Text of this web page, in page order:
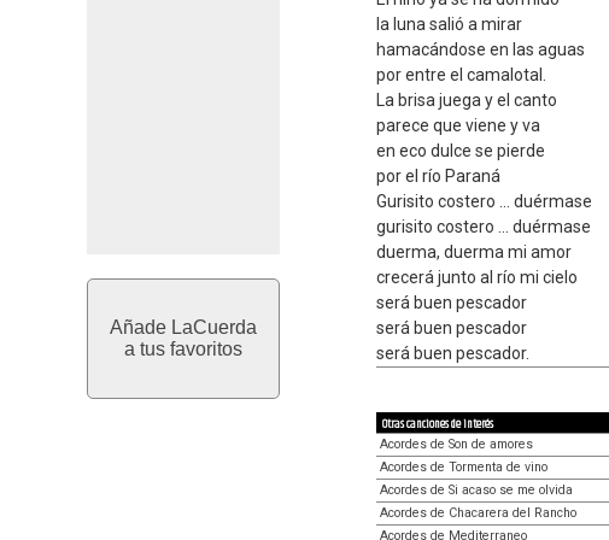
Añade LaCuerda
a tus favoritos
la luna salió a mirar
hamacándose en las aguas
por entre el camalotal.
La brisa juega y el canto
parece que viene y va
en eco dulce se pierde
por el río Paraná
Gurisito costero ... duérmase
gurisito costero ... duérmase
duerma, duerma mi amor
crecerá junto al río mi cielo
será buen pescador
será buen pescador
será buen pescador.
Otras canciones de interés
Acordes de Son de amores
Acordes de Tormenta de vino
Acordes de Si acaso se me olvida
Acordes de Chacarera del Rancho
Acordes de Mediterraneo